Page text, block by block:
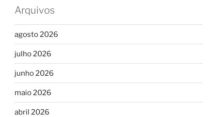
Arquivos
agosto 2026
julho 2026
junho 2026
maio 2026
abril 2026